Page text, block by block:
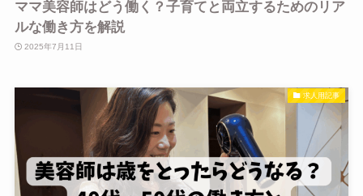
ママ美容師はどう働く？子育てと両立するためのリア
ルな働き方を解説
2025年7月11日
求人用記事